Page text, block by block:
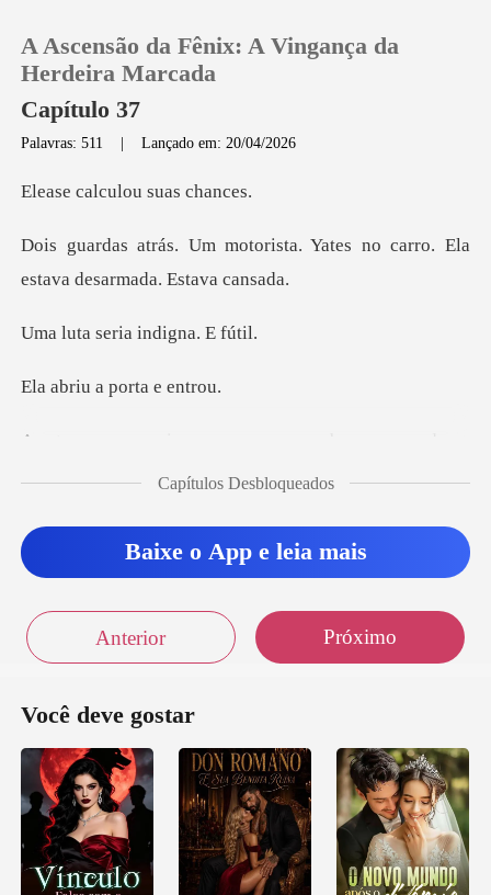
Histórico
A Ascensão da Fênix: A Vingança da
Herdeira Marcada
Capítulo 37
Palavras: 511 |Lançado em: 20/04/2026
lculou su
sta. Yates no carro. Ela
esta
eria indig
a porta
ach cheirava a cou
s indo?", ela per
Capítulos Desbloqueados
Baixe o App e leia mais
Anterior Próximo
Você deve gostar